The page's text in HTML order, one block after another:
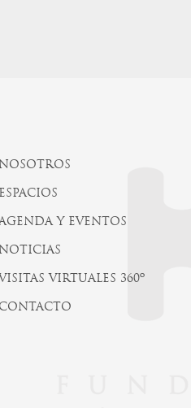
NOSOTROS
ESPACIOS
Y EVENTOS
NOTICIAS
VISITAS VIRTUALES 360º
CONTACTO